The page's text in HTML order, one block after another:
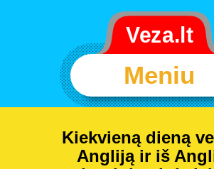
Meniu
Kiekvieną dieną
Angliją ir iš